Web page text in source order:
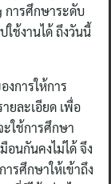
การศึกษาระดับ
ใช้งานได้ ถึงวันนี้
การให้การ
ยละเอียด เพื่อ
ใช้การศึกษา
อนกันคงไม่ได้ จึง
รศึกษาให้เข้าถึง